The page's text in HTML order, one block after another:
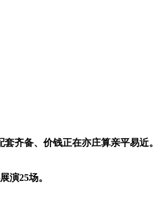
齐备、价钱正在亦庄算亲平易近
演25场。